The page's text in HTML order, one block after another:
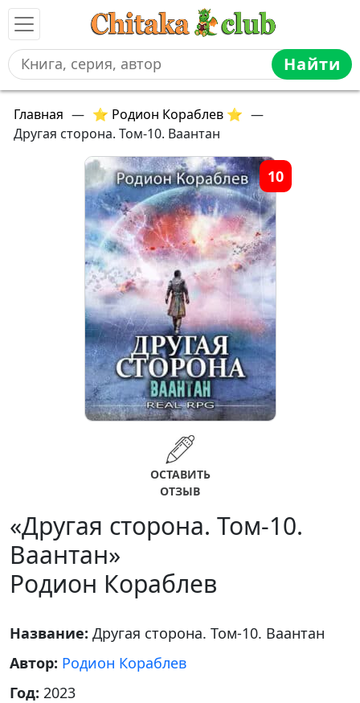
Найти
Главная — ⭐ Родион Кораблев ⭐ —
Другая сторона. Том-10. Ваантан
10
ОСТАВИТЬ
ОТЗЫВ
«Другая сторона. Том-10.
Ваантан»
Родион Кораблев
Название: Другая сторона. Том-10. Ваантан
Автор: Родион Кораблев
Год: 2023